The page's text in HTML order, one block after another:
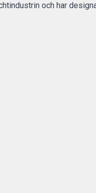
och har